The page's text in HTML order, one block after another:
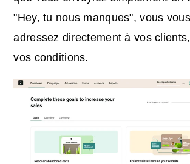
"Hey, tu nous manques", vous vous
adressez directement à vos
vos conditions.